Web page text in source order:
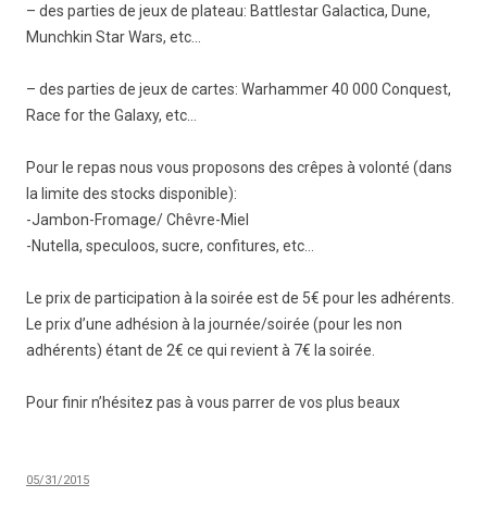
– des parties de jeux de plateau: Battlestar Galactica, Dune,
Munchkin Star Wars, etc…
– des parties de jeux de cartes: Warhammer 40 000 Conquest,
Race for the Galaxy, etc…
Pour le repas nous vous proposons des crêpes à volonté (dans
la limite des stocks disponible):
-Jambon-Fromage/ Chêvre-Miel
-Nutella, speculoos, sucre, confitures, etc…
Le prix de participation à la soirée est de 5€ pour les adhérents.
Le prix d’une adhésion à la journée/soirée (pour les non
adhérents) étant de 2€ ce qui revient à 7€ la soirée.
Pour finir n’hésitez pas à vous parrer de vos plus beaux
05/31/2015